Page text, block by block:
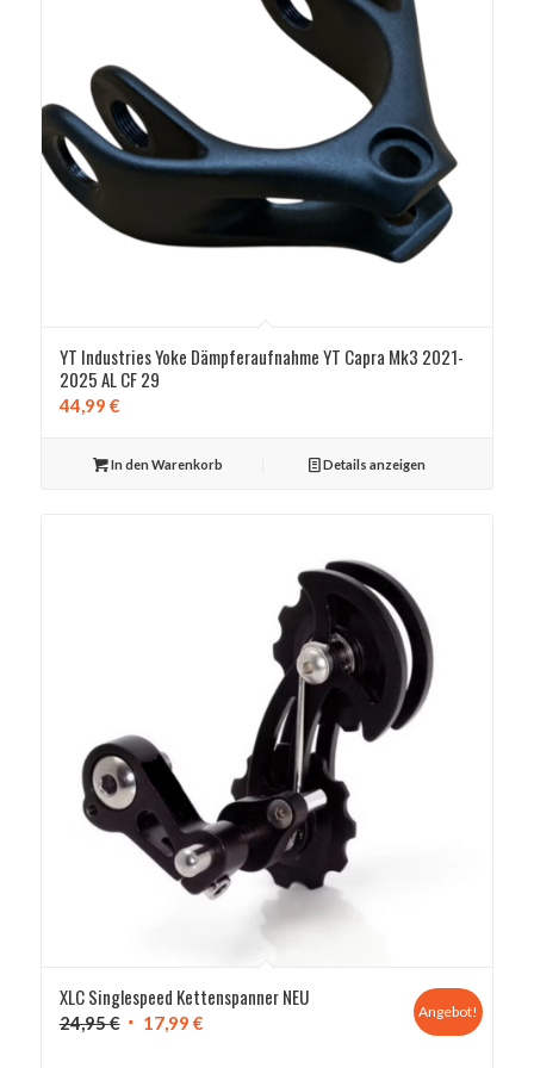
YT Industries Yoke Dämpferaufnahme YT Capra Mk3 2021-
2025 AL CF 29
44,99 €
In den Warenkorb Details anzeigen
XLC Singlespeed Kettenspanner NEU
24,95€ Ursprünglicher
17,99 €Aktueller
Angebot!